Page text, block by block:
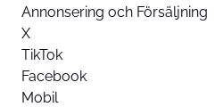
Annonsering och Försäljning
X
TikTok
Facebook
Mobil